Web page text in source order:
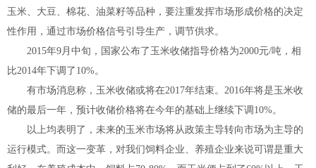
玉米、大豆、棉花、油菜籽等品种，要注重发挥市场形成价格的决定
性作用，通过市场价格信号引导生产，调节供求。
2015年9月中旬，国家公布了玉米收储指导价格为2000元/吨，相
比2014年下调了10%。
有市场消息称，玉米收储或将在2017年结束。2016年将是玉米收
储的最后一年，预计收储价格将在今年的基础上继续下调10%。
以上均表明了，未来的玉米市场将从政策主导转向市场为主导的
运行模式。而这一变革，对我们饲料企业、养殖企业来说可谓是重大